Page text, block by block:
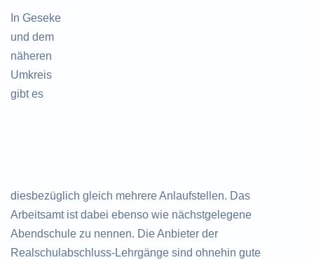
In Geseke
und dem
näheren
Umkreis
gibt es
diesbezüglich gleich mehrere Anlaufstellen. Das
Arbeitsamt ist dabei ebenso wie nächstgelegene
Abendschule zu nennen. Die Anbieter der
Realschulabschluss-Lehrgänge sind ohnehin gute